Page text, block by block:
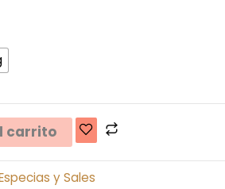
carrito
y Sales